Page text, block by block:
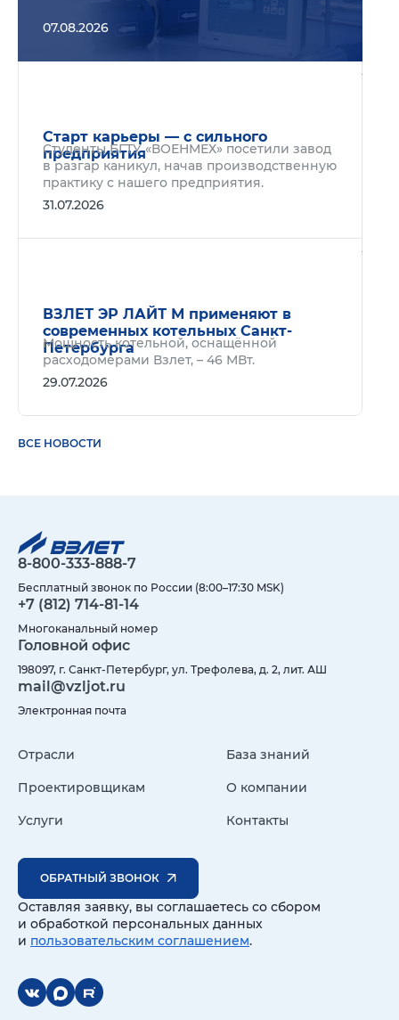
07.08.2026
Старт карьеры — с сильного
предприятия
Студенты БГТУ «ВОЕНМЕХ» посетили завод
в разгар каникул, начав производственную
практику с нашего предприятия.
31.07.2026
ВЗЛЕТ ЭР ЛАЙТ М применяют в
современных котельных Санкт-
Петербурга
Мощность котельной, оснащённой
расходомерами Взлет, – 46 МВт.
29.07.2026
ВСЕ НОВОСТИ
8-800-333-888-7
Бесплатный звонок по России (8:00–17:30 MSK)
+7 (812) 714-81-14
Многоканальный номер
Головной офис
198097, г. Санкт-Петербург, ул. Трефолева, д. 2, лит. АШ
mail@vzljot.ru
Электронная почта
Отрасли
Проектировщикам
Услуги
База знаний
О компании
Контакты
ОБРАТНЫЙ ЗВОНОК
Оставляя заявку, вы соглашаетесь со сбором
и обработкой персональных данных
и пользовательским соглашением.